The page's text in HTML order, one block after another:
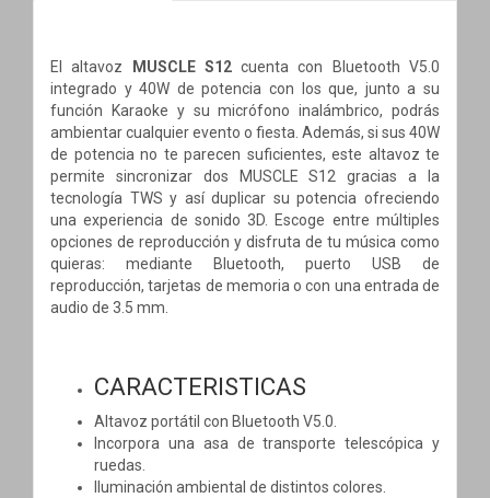
El altavoz MUSCLE S12cuenta con Bluetooth V5.0
integrado y 40W de potencia con los que, junto a su
función Karaoke y su micrófono inalámbrico, podrás
ambientar cualquier evento o fiesta. Además, si sus 40W
de potencia no te parecen suficientes, este altavoz te
permite sincronizar dos MUSCLE S12 gracias a la
tecnología TWS y así duplicar su potencia ofreciendo
una experiencia de sonido 3D. Escoge entre múltiples
opciones de reproducción y disfruta de tu música como
quieras: mediante Bluetooth, puerto USB de
reproducción, tarjetas de memoria o con una entrada de
audio de 3.5 mm.
CARACTERISTICAS
Altavoz portátil con Bluetooth V5.0.
Incorpora una asa de transporte telescópica y
ruedas.
Iluminación ambiental de distintos colores.